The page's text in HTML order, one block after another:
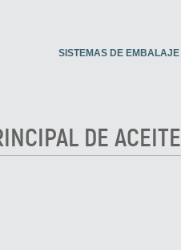
SISTEMAS DE EMBALAJE
DE ACEITE